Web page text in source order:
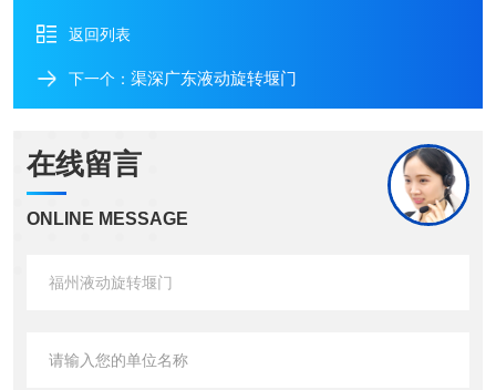
返回列表
下一个： 渠深广东液动旋转堰门
在线留言
ONLINE MESSAGE